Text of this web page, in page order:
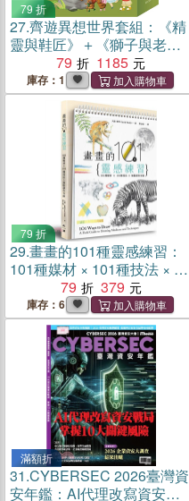
79 折
27.齊遊異想世界套組：《精
靈與鞋匠》＋《獅子與老
鼠》＋《城市老鼠與鄉下老
鼠》＋《樵夫的願望》＋
《蟋蟀與螞蟻》＋《誰該騎
驢子》＋《一起扮家家酒》
79 1185
庫存：1
79 折
29.畫畫的101種靈感練習：
101種媒材 × 101種技法 × 無
限創作可能
79 379
庫存：6
滿額折
31.CYBERSEC 2026臺灣資
安年鑑：AI代理改寫資安戰